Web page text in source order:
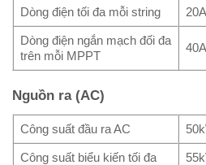
Dòng điện tối đa mỗi string 20A
Dòng điện ngắn mạch đối đa
trên mỗi MPPT
40A
Nguồn ra (AC)
Công suất đầu ra AC
Công suất biểu kiến tối đa